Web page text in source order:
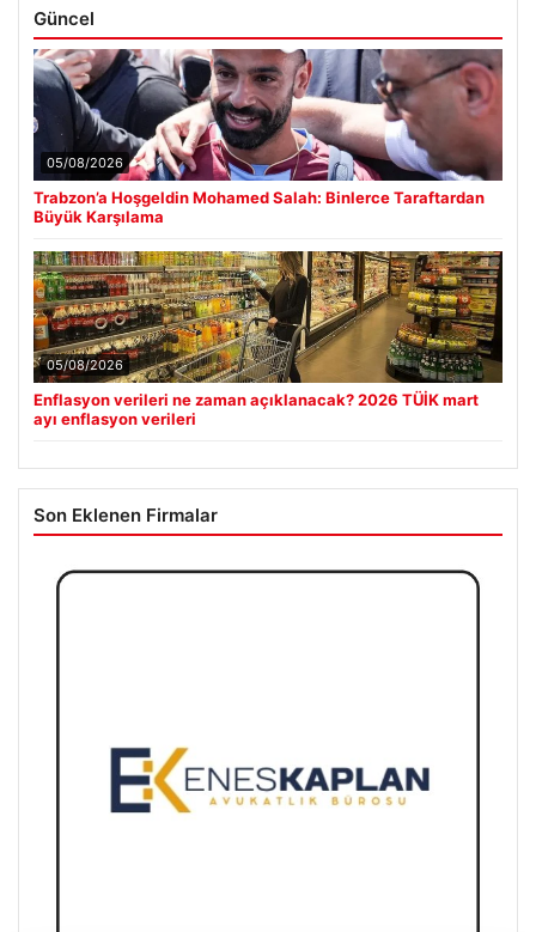
Güncel
05/08/2026
Trabzon’a Hoşgeldin Mohamed Salah: Binlerce Taraftardan
Büyük Karşılama
05/08/2026
Enflasyon verileri ne zaman açıklanacak? 2026 TÜİK mart
ayı enflasyon verileri
Son Eklenen Firmalar